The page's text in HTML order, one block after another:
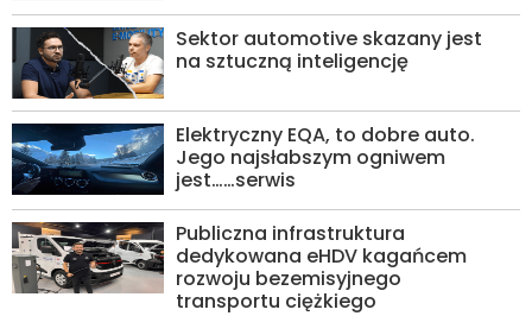
Sektor automotive skazany jest
na sztuczną inteligencję
Elektryczny EQA, to dobre auto.
Jego najsłabszym ogniwem
jest……serwis
Publiczna infrastruktura
dedykowana eHDV kagańcem
rozwoju bezemisyjnego
transportu ciężkiego